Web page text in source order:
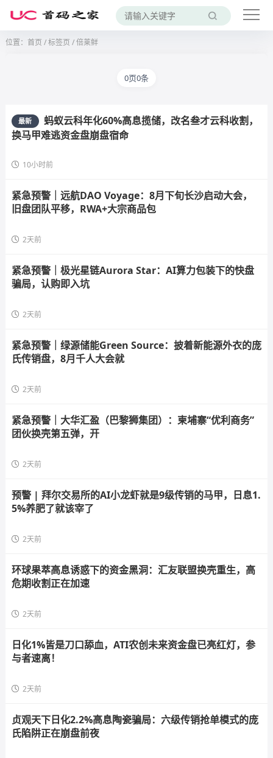
位置： 首页 /标签页 / 倍莱鲜
0页0条
最新
蚂蚁云科年化60%高息揽储，改名叁才云科收割，
换马甲难逃资金盘崩盘宿命
10小时前
紧急预警｜远航DAO Voyage：8月下旬长沙启动大会，
旧盘团队平移，RWA+大宗商品包
2天前
紧急预警｜极光星链Aurora Star：AI算力包装下的快盘
骗局，认购即入坑
2天前
紧急预警｜绿源储能Green Source：披着新能源外衣的庞
氏传销盘，8月千人大会就
2天前
紧急预警｜大华汇盈（巴黎狮集团）：柬埔寨“优利商务”
团伙换壳第五弹，开
2天前
预警 | 拜尔交易所的AI小龙虾就是9级传销的马甲，日息1.
5%养肥了就该宰了
2天前
环球果萃高息诱惑下的资金黑洞：汇友联盟换壳重生，高
危期收割正在加速
2天前
日化1%皆是刀口舔血，ATI农创未来资金盘已亮红灯，参
与者速离！
2天前
贞观天下日化2.2%高息陶瓷骗局：六级传销抢单模式的庞
氏陷阱正在崩盘前夜